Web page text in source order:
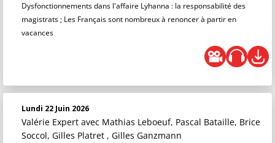
Dysfonctionnements dans l'affaire Lyhanna : la responsabilité des
magistrats ; Les Français sont nombreux à renoncer à partir en
vacances
Lundi 22 Juin 2026
Valérie Expert avec Mathias Leboeuf, Pascal Bataille, Brice
Soccol, Gilles Platret , Gilles Ganzmann